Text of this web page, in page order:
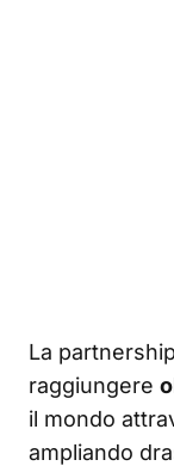
La
raggiungere
il mondo
ampliando